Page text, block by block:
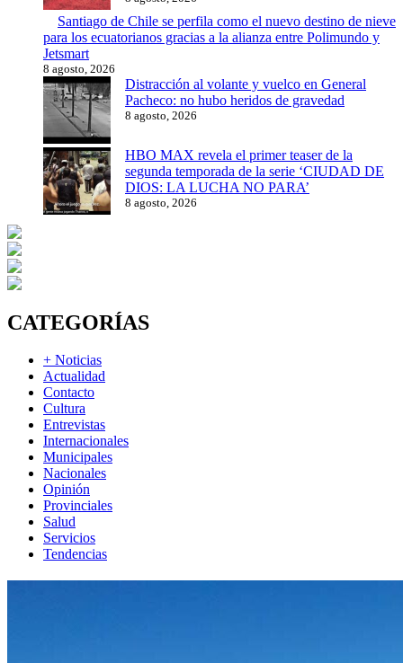
Santiago de Chile se perfila como el nuevo destino de nieve
para los ecuatorianos gracias a la alianza entre Polimundo y
Jetsmart
8 agosto, 2026
Distracción al volante y vuelco en General
Pacheco: no hubo heridos de gravedad
8 agosto, 2026
HBO MAX revela el primer teaser de la
segunda temporada de la serie ‘CIUDAD DE
DIOS: LA LUCHA NO PARA’
8 agosto, 2026
CATEGORÍAS
+ Noticias
Actualidad
Contacto
Cultura
Entrevistas
Internacionales
Municipales
Nacionales
Opinión
Provinciales
Salud
Servicios
Tendencias